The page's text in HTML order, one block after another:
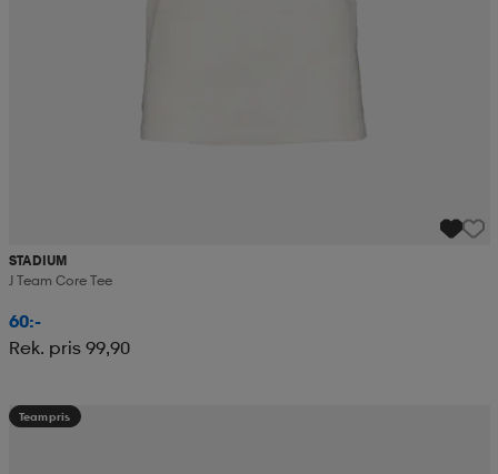
STADIUM
J Team Core Tee
60:-
Rek. pris 99,90
Teampris